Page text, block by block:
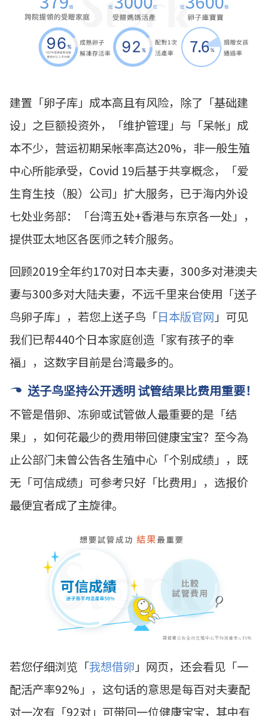
建置「卵子库」成本高且有风险，除了「基础建
设」之巨额投资外，「维护管理」与「呆帐」成
本不少，营运初期呆帐率高达20%，非一般生殖
中心所能承受，Covid 19后基于共享概念，「爱
生育生技 （股） 公司」扩大服务，已于海内外设
七处业务部：「台湾五处+香港与东京各一处」，
提供亚太地区各医师之转介服务。
回顾2019全年约170对日本夫妻，300多对港澳夫
妻与300多对大陆夫妻，不远千里来台使用「送子
鸟卵子库」，若您上送子鸟「日本版官网 」可见
我们已帮440个日本家庭创造「家有孩子的幸
福」，这数字目前是台湾最多的。
送子鸟坚持公开透明 试管结果比费用重要！
不管是借卵、冻卵或试管做人最重要的是「结
果」，如何花最少的费用带回健康宝宝？至今為
止公部门未曾公告各生殖中心「个别成绩」，既
无 「可信成绩」 可参考只好 「比费用 」 ，选报价
最便宜者成了主旋律。
若您仔细浏览「我想借卵 」网页，还会看见「一
配活产率92%」，这句话的意思是每百对夫妻配
对一次有「92对」可带回一位健康宝宝，其中有